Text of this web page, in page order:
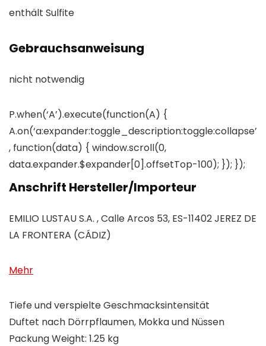
enthält Sulfite
Gebrauchsanweisung
nicht notwendig
P.when(‘A’).execute(function(A) {
A.on(‘a:expander:toggle_description:toggle:collapse’
, function(data) { window.scroll(0,
data.expander.$expander[0].offsetTop-100); }); });
Anschrift Hersteller/Importeur
EMILIO LUSTAU S.A. , Calle Arcos 53, ES-11402 JEREZ DE
LA FRONTERA (CÁDIZ)
Mehr
Tiefe und verspielte Geschmacksintensität
Duftet nach Dörrpflaumen, Mokka und Nüssen
Packung Weight: 1.25 kg